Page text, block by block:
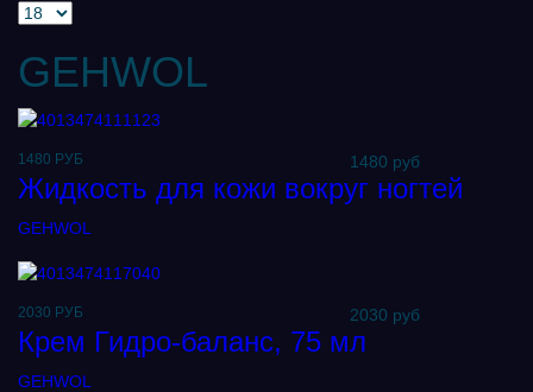
GEHWOL
1480 РУБ 1480 руб
Жидкость для кожи вокруг ногтей
GEHWOL
2030 РУБ 2030 руб
Крем Гидро-баланс, 75 мл
GEHWOL